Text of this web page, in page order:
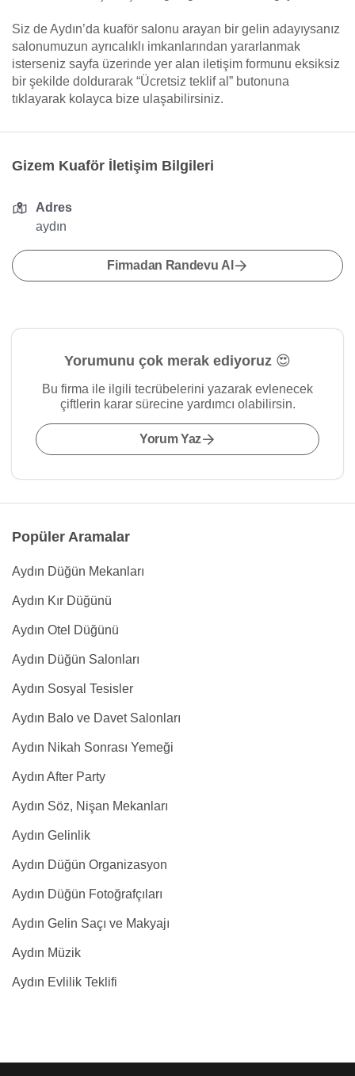
Siz de Aydın’da kuaför salonu arayan bir gelin adayıysanız
salonumuzun ayrıcalıklı imkanlarından yararlanmak
isterseniz sayfa üzerinde yer alan iletişim formunu eksiksiz
bir şekilde doldurarak “Ücretsiz teklif al” butonuna
tıklayarak kolayca bize ulaşabilirsiniz.
Gizem Kuaför İletişim Bilgileri
Adres
aydın
Firmadan Randevu Al
Yorumunu çok merak ediyoruz 😍
Bu firma ile ilgili tecrübelerini yazarak evlenecek
çiftlerin karar sürecine yardımcı olabilirsin.
Yorum Yaz
Popüler Aramalar
Aydın Düğün Mekanları
Aydın Kır Düğünü
Aydın Otel Düğünü
Aydın Düğün Salonları
Aydın Sosyal Tesisler
Aydın Balo ve Davet Salonları
Aydın Nikah Sonrası Yemeği
Aydın After Party
Aydın Söz, Nişan Mekanları
Aydın Gelinlik
Aydın Düğün Organizasyon
Aydın Düğün Fotoğrafçıları
Aydın Gelin Saçı ve Makyajı
Aydın Müzik
Aydın Evlilik Teklifi